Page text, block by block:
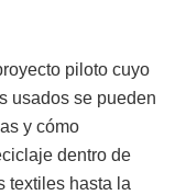
piloto cuyo
usados se pueden
y cómo
dentro de
textiles hasta la